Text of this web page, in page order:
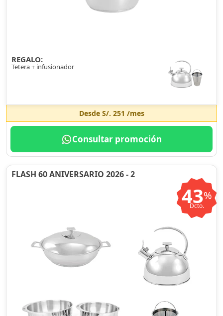
REGALO:
Tetera + infusionador
Desde S/. 251 /mes
Consultar promoción
FLASH 60 ANIVERSARIO 2026 - 2
43%
Dcto.